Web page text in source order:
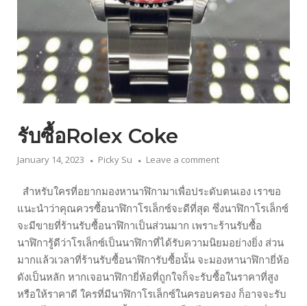
รับซื้อRolex Coke
January 14, 2023 Picky Su Leave a comment
สำหรับใครที่อยากมองหานาฬิกามาเพื่อประดับตนเอง เราขอ
แนะนำว่าคุณควรซื้อนาฬิกาโรเล็กซ์จะดีที่สุด ซึ่งนาฬิกาโรเล็กซ์
จะมีขายที่ร้านรับซื้อนาฬิกาเป็นส่วนมาก เพราะร้านรับซื้อ
นาฬิการู้ดีว่าโรเล็กซ์เป็นนาฬิกาที่ได้รับความนิยมอย่างยิ่ง ส่วน
มากแล้วเวลาที่ร้านรับซื้อนาฬิการับซื้อนั้น จะมองหานาฬิกายี่ห้อ
ดังเป็นหลัก หากเจอนาฬิกายี่ห้อที่ถูกใจก็จะรับซื้อในราคาที่สูง
หรือให้ราคาดี ใครที่มีนาฬิกาโรเล็กซ์ในครอบครอง ก็อาจจะรับ